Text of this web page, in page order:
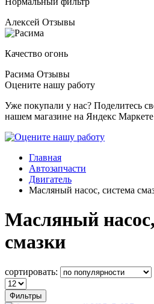
Алексей Отзывы
Качество огонь
Расима Отзывы
Оцените нашу работу
Уже покупали у нас? Поделитесь
нашем магазине на Яндекс
Главная
Автозапчасти
Двигатель
Масляный насос, система
Масляный
смазки
сортировать:
Фильтры